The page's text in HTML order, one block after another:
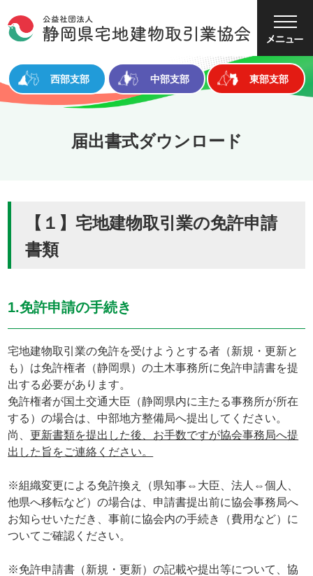
文字サイズ 小 中 大
西部支部 中部支部 東部支部
届出書式ダウンロード
【１】宅地建物取引業の免許申請
書類
1.免許申請の手続き
宅地建物取引業の免許を受けようとする者（新規・更新と
も）は免許権者（静岡県）の土木事務所に免許申請書を提
出する必要があります。
免許権者が国土交通大臣（静岡県内に主たる事務所が所在
する）の場合は、中部地方整備局へ提出してください。
尚、更新書類を提出した後、お手数ですが協会事務局へ提
出した旨をご連絡ください。
※組織変更による免許換え（県知事⇔大臣、法人⇔個人、
他県へ移転など）の場合は、申請書提出前に協会事務局へ
お知らせいただき、事前に協会内の手続き（費用など）に
ついてご確認ください。
※免許申請書（新規・更新）の記載や提出等について、協